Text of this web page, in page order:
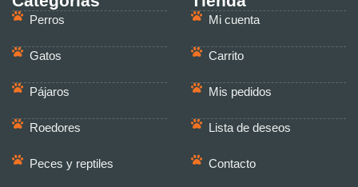
Perros
Gatos
Pájaros
Roedores
Peces y reptiles
Mi cuenta
Carrito
Mis pedidos
Lista de deseos
Contacto